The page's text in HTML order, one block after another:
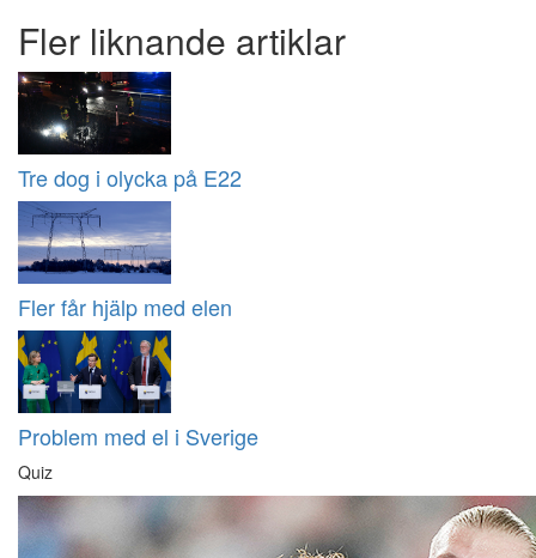
Fler liknande artiklar
Tre dog i olycka på E22
Fler får hjälp med elen
Problem med el i Sverige
Quiz